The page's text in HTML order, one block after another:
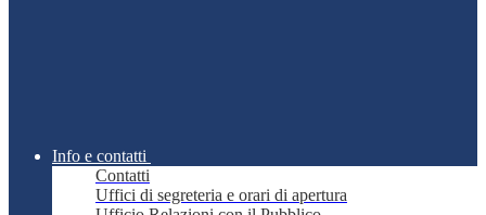
Info e contatti
Contatti
Uffici di segreteria e orari di apertura